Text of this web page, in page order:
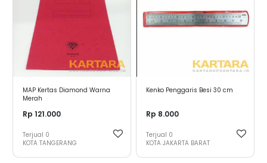
MAP Kertas Diamond Warna
Merah
Rp 121.000
Terjual 0
KOTA TANGERANG
Kenko Penggaris Besi 30 cm
Rp 8.000
Terjual 0
KOTA JAKARTA BARAT